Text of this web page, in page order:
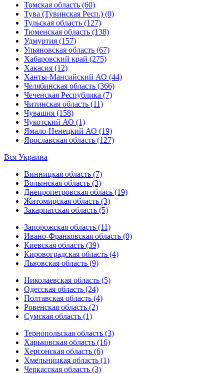
Томская область (60)
Тува (Тувинская Респ.) (0)
Тульская область (127)
Тюменская область (138)
Удмуртия (157)
Ульяновская область (67)
Хабаровский край (275)
Хакасия (12)
Ханты-Мансийский АО (44)
Челябинская область (366)
Чеченская Республика (7)
Читинская область (11)
Чувашия (158)
Чукотский АО (1)
Ямало-Ненецкий АО (19)
Ярославская область (127)
Вся Украина
Винницкая область (7)
Волынская область (3)
Днепропетровская облась (19)
Житомирская область (3)
Закарпатская область (5)
Запорожская область (11)
Ивано-Франковская область (0)
Киевская область (39)
Кировоградская область (4)
Львовская область (9)
Николаевская область (5)
Одесская область (24)
Полтавская область (4)
Ровенская область (2)
Сумская область (1)
Тернопольская область (3)
Харьковская область (16)
Херсонская область (6)
Хмельницкая область (1)
Черкасская область (3)